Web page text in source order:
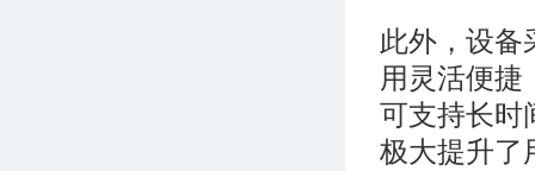
此外，设备
用灵活便
可支持长时
极大提升了